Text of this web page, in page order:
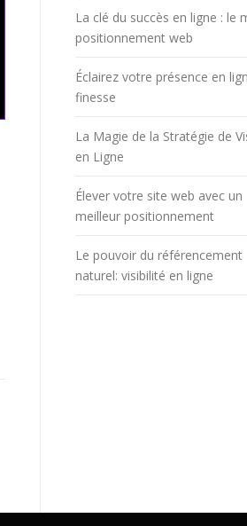
La clé du succès en ligne : le
positionnement web
Éclairez votre présence en
finesse
La Magie de la Stratégie de
en Ligne
Élever votre site web avec un
meilleur positionnement
Le pouvoir du référencement
naturel: visibilité en ligne